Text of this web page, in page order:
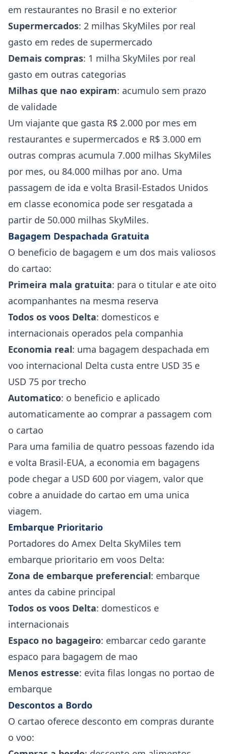
em restaurantes no Brasil e no exterior
Supermercados: 2 milhas SkyMiles por real
gasto em redes de supermercado
Demais compras: 1 milha SkyMiles por real
gasto em outras categorias
Milhas que nao expiram: acumulo sem prazo
de validade
Um viajante que gasta R$ 2.000 por mes em
restaurantes e supermercados e R$ 3.000 em
outras compras acumula 7.000 milhas SkyMiles
por mes, ou 84.000 milhas por ano. Uma
passagem de ida e volta Brasil-Estados Unidos
em classe economica pode ser resgatada a
partir de 50.000 milhas SkyMiles.
Bagagem Despachada Gratuita
O beneficio de bagagem e um dos mais valiosos
do cartao:
Primeira mala gratuita: para o titular e ate oito
acompanhantes na mesma reserva
Todos os voos Delta: domesticos e
internacionais operados pela companhia
Economia real: uma bagagem despachada em
voo internacional Delta custa entre USD 35 e
USD 75 por trecho
Automatico: o beneficio e aplicado
automaticamente ao comprar a passagem com
o cartao
Para uma familia de quatro pessoas fazendo ida
e volta Brasil-EUA, a economia em bagagens
pode chegar a USD 600 por viagem, valor que
cobre a anuidade do cartao em uma unica
viagem.
Embarque Prioritario
Portadores do Amex Delta SkyMiles tem
embarque prioritario em voos Delta:
Zona de embarque preferencial: embarque
antes da cabine principal
Todos os voos Delta: domesticos e
internacionais
Espaco no bagageiro: embarcar cedo garante
espaco para bagagem de mao
Menos estresse: evita filas longas no portao de
embarque
Descontos a Bordo
O cartao oferece desconto em compras durante
o voo: